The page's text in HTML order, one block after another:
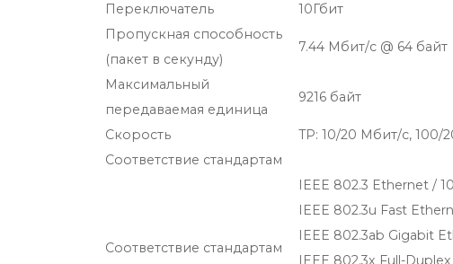
Переключатель
10Гбит
Пропускная способность
(пакет в секунду)
7.44 Мбит/с @ 64 байт
Максимальный
передаваемая единица
9216 байт
Скорость
TP: 10/20 Мбит/с,
Соответствие стандартам
Соответствие стандартам
IEEE 802.3 Ethernet /
IEEE 802.3u Fast
IEEE 802.3ab Gigabit
IEEE 802.3x Full-